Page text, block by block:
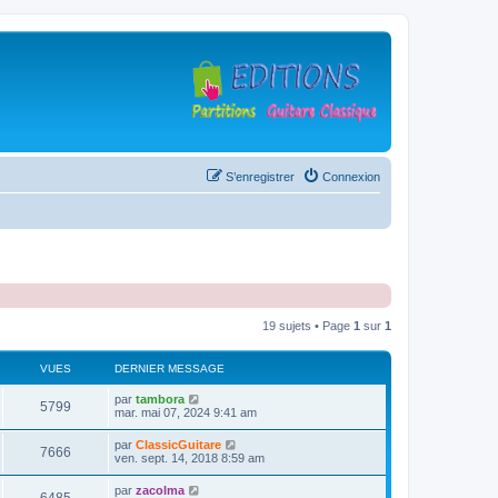
Connexion
S’enregistrer
19 sujets • Page 1 sur 1
VUES DERNIER MESSAGE
5799
u
D
e
i
e
r
m
par tambora
mar. mai 07, 2024 9:41 am
7666
u
D
e
par ClassicGuitare
ven. sept. 14, 2018 8:59 am
D
par zacolma